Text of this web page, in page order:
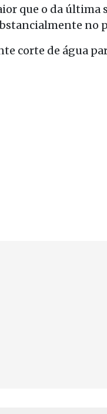
que o da última
no
corte de água